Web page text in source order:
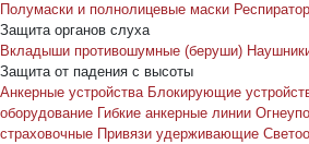
Полумаски и полнолицевые маски
Защита органов слуха
Вкладыши противошумные (беруши)
Защита от падения с высоты
Анкерные устройства Блокирующие
оборудование Гибкие анкерные линии
страховочные Привязи удерживающие